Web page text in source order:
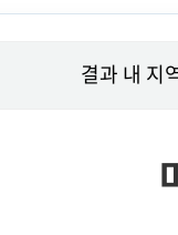
결과 내 지